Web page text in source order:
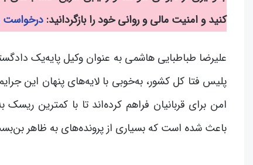
کنید و امنیت مالی و روانی خود را بازگردانید: درخواست
علیرضا طباطبایی هاشمی به عنوان وکیل پایه‌یک
پلیس فتا کل کشور، به‌خوبی با لایه‌های پنهان این
امن برای قربانیان فراهم کرده‌اند تا با کمترین
باعث شده است که بسیاری از پرونده‌های به ظاهر